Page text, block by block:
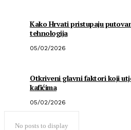
Kako Hrvati pristupaju
tehnologija
05/02/2026
Otkriveni glavni faktori koji
kafićima
05/02/2026
No posts to display